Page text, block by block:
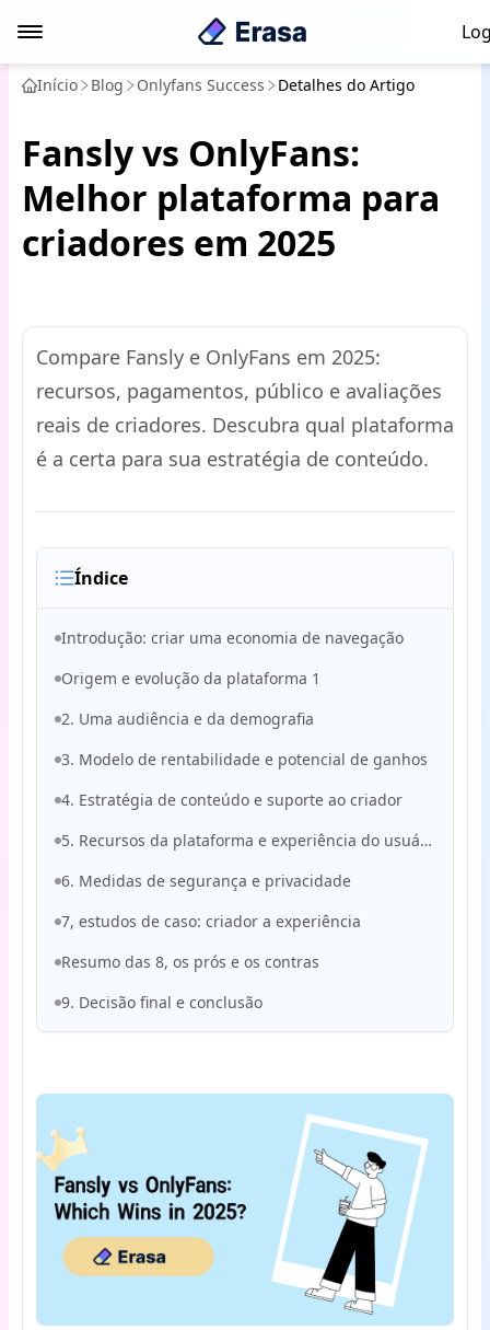
Início Blog Onlyfans Success Detalhes do Artigo
Fansly vs OnlyFans:
Melhor plataforma para
criadores em 2025
Compare Fansly e OnlyFans em 2025:
recursos, pagamentos, público e avaliações
reais de criadores. Descubra qual plataforma
é a certa para sua estratégia de conteúdo.
Índice
Introdução: criar uma economia de navegação
Origem e evolução da plataforma 1
2. Uma audiência e da demografia
3. Modelo de rentabilidade e potencial de ganhos
4. Estratégia de conteúdo e suporte ao criador
5. Recursos da plataforma e experiência do usuário
6. Medidas de segurança e privacidade
7, estudos de caso: criador a experiência
Resumo das 8, os prós e os contras
9. Decisão final e conclusão